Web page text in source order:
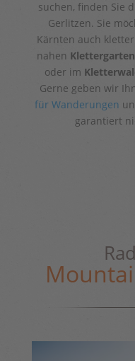
suchen, finden Sie
Gerlitzen. Sie
Kärnten auch
nahen
oder im
Gerne geben wir
für Wanderungen
garantiert